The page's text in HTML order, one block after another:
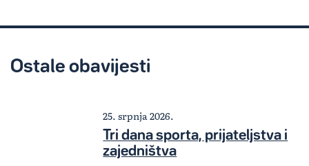
Ostale obavijesti
25. srpnja 2026.
Tri dana sporta, prijateljstva i
zajedništva